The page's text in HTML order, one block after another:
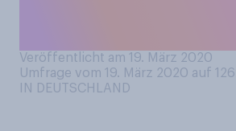
Veröffentlicht am 19. März 2020
Umfrage vom 19. März 2020 auf
IN DEUTSCHLAND